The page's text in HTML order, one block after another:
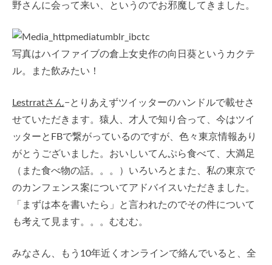
野さんに会って来い、というのでお邪魔してきました。
写真はハイファイブの倉上女史作の向日葵というカクテ
ル。また飲みたい！
Lestrratさん−とりあえずツイッターのハンドルで載せさ
せていただきます。猿人、才人で知り合って、今はツイ
ッターとFBで繋がっているのですが、色々東京情報あり
がとうございました。おいしいてんぷら食べて、大満足
（また食べ物の話。。。）いろいろとまた、私の東京で
のカンフェンス案についてアドバイスいただきました。
「まずは本を書いたら」と言われたのでその件について
も考えて見ます。。。むむむ。
みなさん、もう10年近くオンラインで絡んでいると、全